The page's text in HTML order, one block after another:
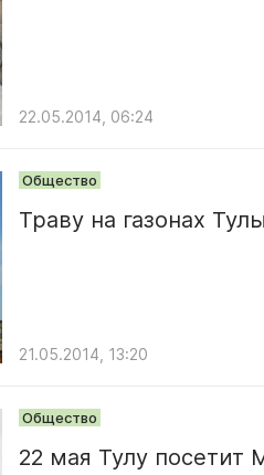
22.05.2014, 06:24
Общество
Траву на газонах
21.05.2014, 13:20
Общество
22 мая Тулу посетит